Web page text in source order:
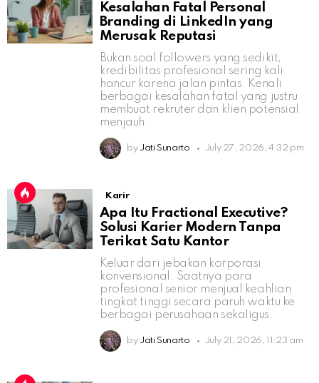
Kesalahan Fatal Personal
Branding di LinkedIn yang
Merusak Reputasi
Bukan soal followers yang sedikit,
kredibilitas profesional sering kali
hancur karena jalan pintas. Kenali
berbagai kesalahan fatal yang justru
membuat rekruter dan klien potensial
menjauh.
by Jati Sunarto July 27, 2026, 4:32 pm
Karir
Apa Itu Fractional Executive?
Solusi Karier Modern Tanpa
Terikat Satu Kantor
Keluar dari jebakan korporasi
konvensional. Saatnya para
profesional senior menjual keahlian
tingkat tinggi secara paruh waktu ke
berbagai perusahaan sekaligus.
by Jati Sunarto July 21, 2026, 11:23 am